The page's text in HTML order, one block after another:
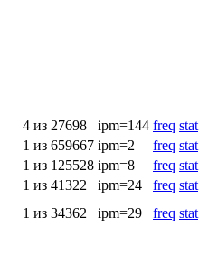
4 из 27698 ipm=144 freq stat
1 из 659667 ipm=2 freq stat
1 из 125528 ipm=8 freq stat
1 из 41322 ipm=24 freq stat
1 из 34362 ipm=29 freq stat